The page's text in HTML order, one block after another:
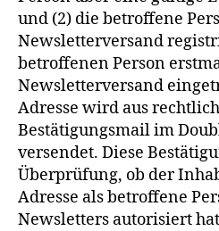
und (2) die betroffene
Newsletterversand
betroffenen Person
Newsletterversand
Adresse wird aus
Bestätigungsmail im
versendet. Diese
Überprüfung, ob der
Adresse als betroffene
Newsletters autorisiert